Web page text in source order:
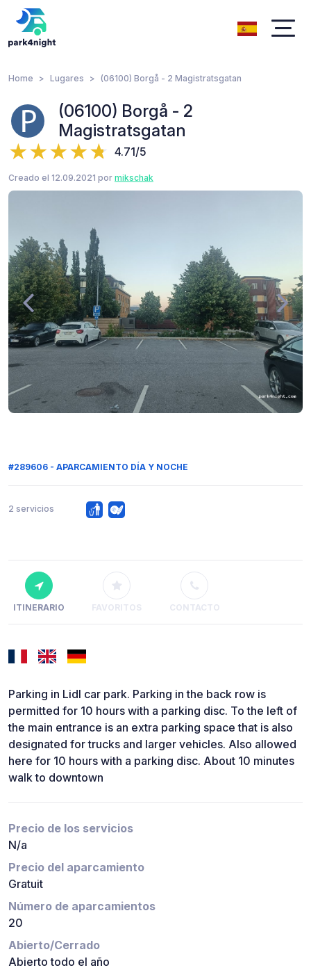
Home Lugares (06100) Borgå - 2 Magistratsgatan
(06100) Borgå - 2
Magistratsgatan
4.71/5
Creado el 12.09.2021 por mikschak
#289606 - APARCAMIENTO DÍA Y NOCHE
2 servicios
ITINERARIO FAVORITOS CONTACTO
Parking in Lidl car park. Parking in the back row is
permitted for 10 hours with a parking disc. To the left of
the main entrance is an extra parking space that is also
designated for trucks and larger vehicles. Also allowed
here for 10 hours with a parking disc. About 10 minutes
walk to downtown
Precio de los servicios
N/a
Precio del aparcamiento
Gratuit
Número de aparcamientos
20
Abierto/Cerrado
Abierto todo el año